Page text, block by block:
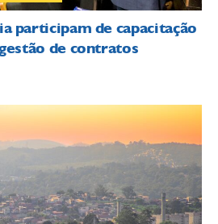
participam de capacitação
de contratos